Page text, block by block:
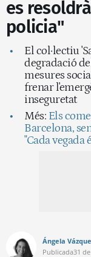
es
policia"
El col·lectiu
degradació
mesures
frenar
inseguretat
Més: Els
Barcelona,
"Cada
Ángela
Publicada31